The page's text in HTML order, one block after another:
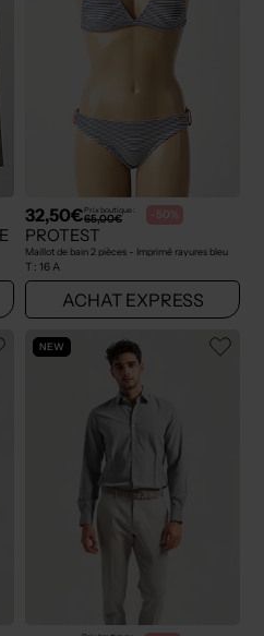
BRUXELLES
32,50€Prix boutique :
65,00€ -50%
PROTEST
Maillot de bain 2 pièces - Imprimé rayures bleu
T : 16 A
ACHAT EXPRESS
NEW